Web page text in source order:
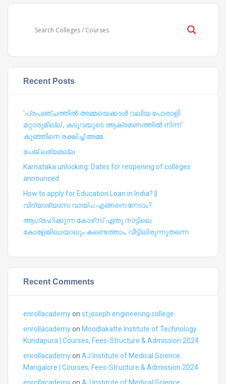
Recent Posts
‘പ്രപഞ്ചത്തില്‍ അമ്മയെക്കാള്‍ വലിയ പോരാളി
മറ്റാരുമില്ല’, കടുവയുടെ ആക്രമണത്തില്‍ നിന്ന്
കുഞ്ഞിനെ രക്ഷിച്ച് അമ്മ
പേജ് ലഭ്യമല്ല
Karnataka unlocking: Dates for reopening of colleges
announced
How to apply for Education Loan in India? ||
വിദ്യാഭ്യാസ വായ്പ എങ്ങനെ നേടാം?
ആഗ്രഹിക്കുന്ന കോഴ്‍സ് ഏതു നാട്ടിലെ
കോളേജിലായാലും കണ്ടെത്താം, വീട്ടിലിരുന്നുതന്നെ
Recent Comments
enrollacademyon st joseph engineering college
enrollacademyon Moodlakatte Institute of Technology
Kundapura | Courses, Fees-Structure & Admission 2024
enrollacademyon AJ Institute of Medical Science
Mangalore | Courses, Fees-Structure & Admission 2024